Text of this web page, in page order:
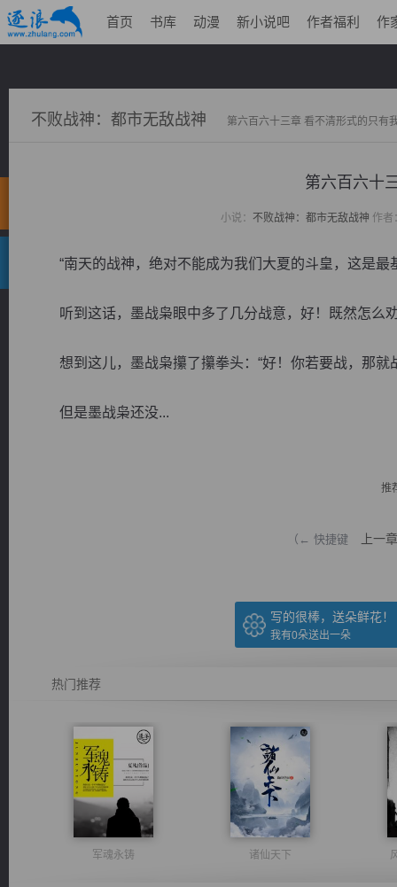
首页 书库 动漫 新小说吧 作者福利 作
不败战神：都市无敌战神 第六百六十三章 看不清形式的只有
第六百六十
小说： 不败战神：都市无敌战神 作者
“南天的战神，绝对不能成为我们大夏的斗皇，这是最
听到这话，墨战枭眼中多了几分战意，好！既然怎么
想到这儿，墨战枭攥了攥拳头：“好！你若要战，那就
但是墨战枭还没...
推
（← 快捷键 上一章
写的很棒，送朵鲜花！
我有0朵送出一朵
热门推荐
军魂永铸 诸仙天下